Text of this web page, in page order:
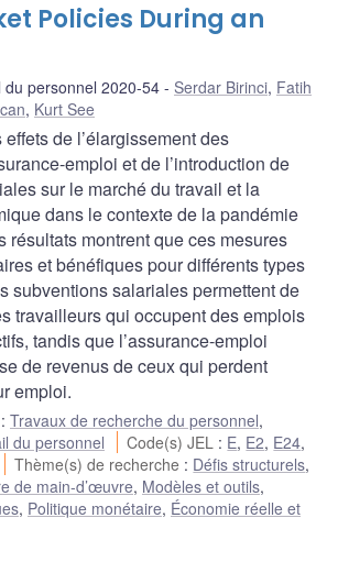
Policies During an
personnel 2020-54 Serdar Birinci, Fatih
, Kurt See
de l’élargissement des
emploi et de l’introduction de
sur le marché du travail et la
dans le contexte de la pandémie
résultats montrent que ces mesures
et bénéfiques pour différents types
subventions salariales permettent de
travailleurs qui occupent des emplois
tandis que l’assurance-emploi
de revenus de ceux qui perdent
emploi.
: Travaux de recherche du personnel,
du personnel
Code(s) JEL : E, E2, E24,
Thème(s) de recherche : Défis structurels,
de main-d’œuvre, Modèles et outils,
, Politique monétaire, Économie réelle et